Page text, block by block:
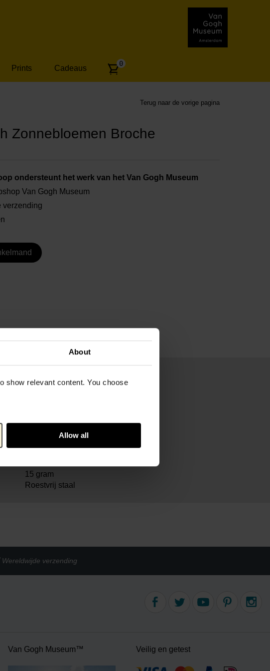
About
show relevant content. You choose
Allow all
Prints Cadeaus
Aantal
0
Terug naar de vorige pagina
Zonnebloemen Broche
ondersteunt het werk van het Van Gogh Museum
Van Gogh Museum
verzending
15 gram
Roestvrij staal
Wereldwijde verzending
Van Gogh Museum™ Veilig en getest